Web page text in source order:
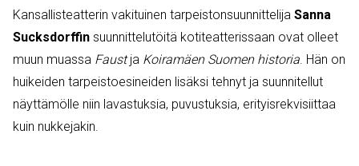
Kansallisteatterin vakituinen tarpeistonsuunnittelija Sanna
Sucksdorffin suunnittelutöitä kotiteatterissaan ovat olleet
muun muassa Faustja Koiramäen Suomen historia . Hän on
huikeiden tarpeistoesineiden lisäksi tehnyt ja suunnitellut
näyttämölle niin lavastuksia, puvustuksia, erityisrekvisiittaa
kuin nukkejakin.